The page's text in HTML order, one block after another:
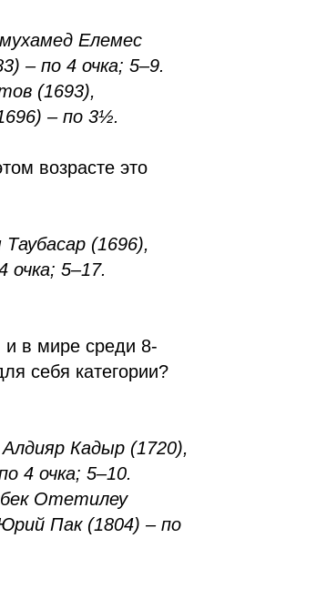
Елемес
– по 4 очка; 5–9.
(1693),
– по 3½.
возрасте это
(1696),
очка; 5–17.
в мире среди 8-
себя категории?
Кадыр (1720),
4 очка; 5–10.
Отетилеу
Пак (1804) – по